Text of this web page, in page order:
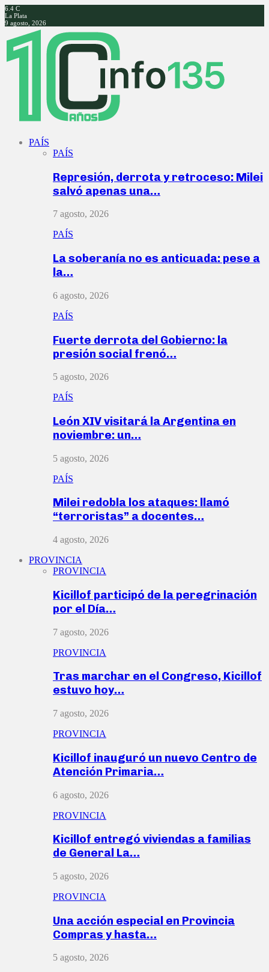
6.4 C
La Plata
9 agosto, 2026
Facebook
Twitter
Instagram
Youtube
PAÍS
PAÍS
Represión, derrota y retroceso: Milei
salvó apenas una…
7 agosto, 2026
PAÍS
La soberanía no es anticuada: pese a
la…
6 agosto, 2026
PAÍS
Fuerte derrota del Gobierno: la
presión social frenó…
5 agosto, 2026
PAÍS
León XIV visitará la Argentina en
noviembre: un…
5 agosto, 2026
PAÍS
Milei redobla los ataques: llamó
“terroristas” a docentes…
4 agosto, 2026
PROVINCIA
PROVINCIA
Kicillof participó de la peregrinación
por el Día…
7 agosto, 2026
PROVINCIA
Tras marchar en el Congreso, Kicillof
estuvo hoy…
7 agosto, 2026
PROVINCIA
Kicillof inauguró un nuevo Centro de
Atención Primaria…
6 agosto, 2026
PROVINCIA
Kicillof entregó viviendas a familias
de General La…
5 agosto, 2026
PROVINCIA
Una acción especial en Provincia
Compras y hasta…
5 agosto, 2026